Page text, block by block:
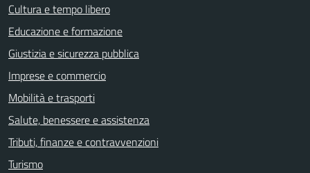
Cultura e tempo libero
Educazione e formazione
Giustizia e sicurezza pubblica
Imprese e commercio
Mobilità e trasporti
Salute, benessere e assistenza
Tributi, finanze e contravvenzioni
Turismo